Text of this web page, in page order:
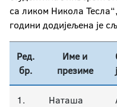
Академска
Академска
Академска
Академска
са ликом Никола
години додијељена је
Ред.
бр.
Име и
презиме
1.
Наташа